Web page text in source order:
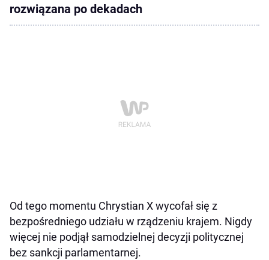
rozwiązana po dekadach
Od tego momentu Chrystian X wycofał się z
bezpośredniego udziału w rządzeniu krajem. Nigdy
więcej nie podjął samodzielnej decyzji politycznej
bez sankcji parlamentarnej.